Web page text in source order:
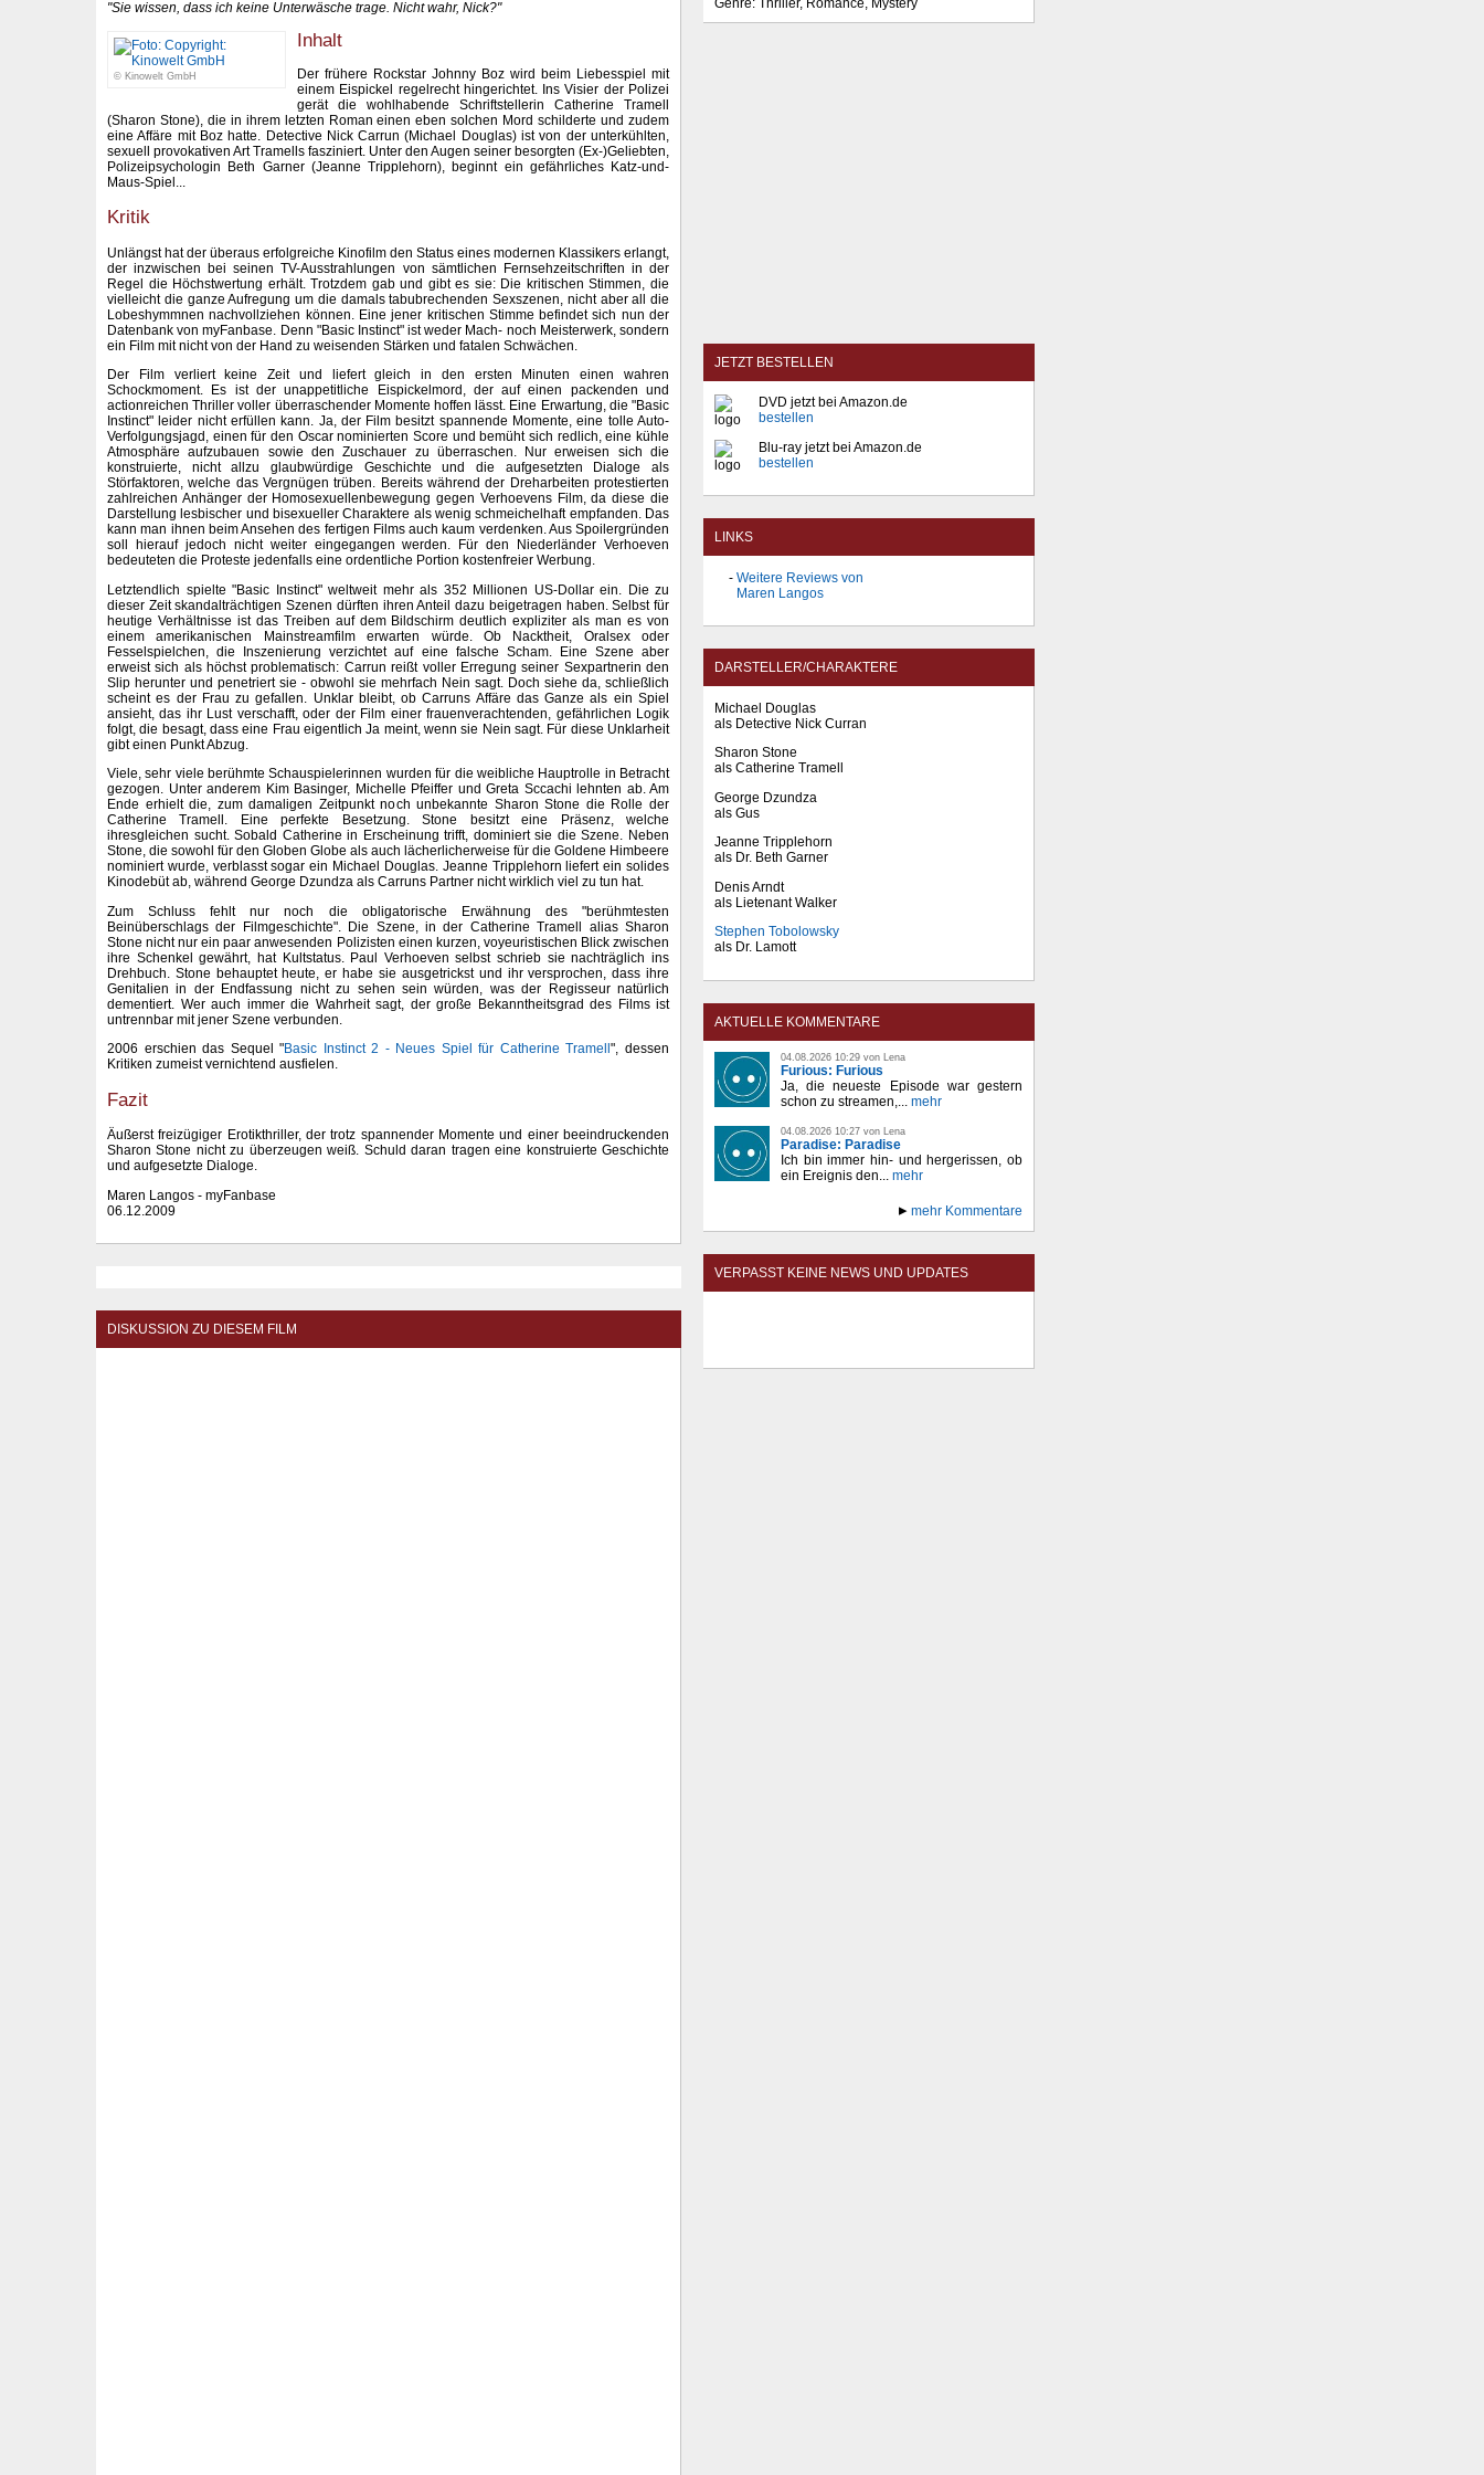
"Sie wissen, dass ich keine Unterwäsche trage. Nicht wahr, Nick?"
© Kinowelt GmbH
Inhalt
Der frühere Rockstar Johnny Boz wird beim Liebesspiel mit
einem Eispickel regelrecht hingerichtet. Ins Visier der Polizei
gerät die wohlhabende Schriftstellerin Catherine Tramell
(Sharon Stone), die in ihrem letzten Roman einen eben solchen Mord schilderte und zudem
eine Affäre mit Boz hatte. Detective Nick Carrun (Michael Douglas) ist von der unterkühlten,
sexuell provokativen Art Tramells fasziniert. Unter den Augen seiner besorgten (Ex-)Geliebten,
Polizeipsychologin Beth Garner (Jeanne Tripplehorn), beginnt ein gefährliches Katz-und-
Maus-Spiel...
Kritik
Unlängst hat der überaus erfolgreiche Kinofilm den Status eines modernen Klassikers erlangt,
der inzwischen bei seinen TV-Ausstrahlungen von sämtlichen Fernsehzeitschriften in der
Regel die Höchstwertung erhält. Trotzdem gab und gibt es sie: Die kritischen Stimmen, die
vielleicht die ganze Aufregung um die damals tabubrechenden Sexszenen, nicht aber all die
Lobeshymmnen nachvollziehen können. Eine jener kritischen Stimme befindet sich nun der
Datenbank von myFanbase. Denn "Basic Instinct" ist weder Mach- noch Meisterwerk, sondern
ein Film mit nicht von der Hand zu weisenden Stärken und fatalen Schwächen.
Der Film verliert keine Zeit und liefert gleich in den ersten Minuten einen wahren
Schockmoment. Es ist der unappetitliche Eispickelmord, der auf einen packenden und
actionreichen Thriller voller überraschender Momente hoffen lässt. Eine Erwartung, die "Basic
Instinct" leider nicht erfüllen kann. Ja, der Film besitzt spannende Momente, eine tolle Auto-
Verfolgungsjagd, einen für den Oscar nominierten Score und bemüht sich redlich, eine kühle
Atmosphäre aufzubauen sowie den Zuschauer zu überraschen. Nur erweisen sich die
konstruierte, nicht allzu glaubwürdige Geschichte und die aufgesetzten Dialoge als
Störfaktoren, welche das Vergnügen trüben. Bereits während der Dreharbeiten protestierten
zahlreichen Anhänger der Homosexuellenbewegung gegen Verhoevens Film, da diese die
Darstellung lesbischer und bisexueller Charaktere als wenig schmeichelhaft empfanden. Das
kann man ihnen beim Ansehen des fertigen Films auch kaum verdenken. Aus Spoilergründen
soll hierauf jedoch nicht weiter eingegangen werden. Für den Niederländer Verhoeven
bedeuteten die Proteste jedenfalls eine ordentliche Portion kostenfreier Werbung.
Letztendlich spielte "Basic Instinct" weltweit mehr als 352 Millionen US-Dollar ein. Die zu
dieser Zeit skandalträchtigen Szenen dürften ihren Anteil dazu beigetragen haben. Selbst für
heutige Verhältnisse ist das Treiben auf dem Bildschirm deutlich expliziter als man es von
einem amerikanischen Mainstreamfilm erwarten würde. Ob Nacktheit, Oralsex oder
Fesselspielchen, die Inszenierung verzichtet auf eine falsche Scham. Eine Szene aber
erweist sich als höchst problematisch: Carrun reißt voller Erregung seiner Sexpartnerin den
Slip herunter und penetriert sie - obwohl sie mehrfach Nein sagt. Doch siehe da, schließlich
scheint es der Frau zu gefallen. Unklar bleibt, ob Carruns Affäre das Ganze als ein Spiel
ansieht, das ihr Lust verschafft, oder der Film einer frauenverachtenden, gefährlichen Logik
folgt, die besagt, dass eine Frau eigentlich Ja meint, wenn sie Nein sagt. Für diese Unklarheit
gibt einen Punkt Abzug.
Viele, sehr viele berühmte Schauspielerinnen wurden für die weibliche Hauptrolle in Betracht
gezogen. Unter anderem Kim Basinger, Michelle Pfeiffer und Greta Sccachi lehnten ab. Am
Ende erhielt die, zum damaligen Zeitpunkt noch unbekannte Sharon Stone die Rolle der
Catherine Tramell. Eine perfekte Besetzung. Stone besitzt eine Präsenz, welche
ihresgleichen sucht. Sobald Catherine in Erscheinung trifft, dominiert sie die Szene. Neben
Stone, die sowohl für den Globen Globe als auch lächerlicherweise für die Goldene Himbeere
nominiert wurde, verblasst sogar ein Michael Douglas. Jeanne Tripplehorn liefert ein solides
Kinodebüt ab, während George Dzundza als Carruns Partner nicht wirklich viel zu tun hat.
Zum Schluss fehlt nur noch die obligatorische Erwähnung des "berühmtesten
Beinüberschlags der Filmgeschichte". Die Szene, in der Catherine Tramell alias Sharon
Stone nicht nur ein paar anwesenden Polizisten einen kurzen, voyeuristischen Blick zwischen
ihre Schenkel gewährt, hat Kultstatus. Paul Verhoeven selbst schrieb sie nachträglich ins
Drehbuch. Stone behauptet heute, er habe sie ausgetrickst und ihr versprochen, dass ihre
Genitalien in der Endfassung nicht zu sehen sein würden, was der Regisseur natürlich
dementiert. Wer auch immer die Wahrheit sagt, der große Bekanntheitsgrad des Films ist
untrennbar mit jener Szene verbunden.
2006 erschien das Sequel "Basic Instinct 2 - Neues Spiel für Catherine Tramell", dessen
Kritiken zumeist vernichtend ausfielen.
Fazit
Äußerst freizügiger Erotikthriller, der trotz spannender Momente und einer beeindruckenden
Sharon Stone nicht zu überzeugen weiß. Schuld daran tragen eine konstruierte Geschichte
und aufgesetzte Dialoge.
Maren Langos - myFanbase
06.12.2009
DISKUSSION ZU DIESEM FILM
Genre: Thriller, Romance, Mystery
JETZT BESTELLEN
DVD jetzt bei Amazon.de
bestellen
Blu-ray jetzt bei Amazon.de
bestellen
LINKS
Weitere Reviews von
Maren Langos
DARSTELLER/CHARAKTERE
Michael Douglas
als Detective Nick Curran
Sharon Stone
als Catherine Tramell
George Dzundza
als Gus
Jeanne Tripplehorn
als Dr. Beth Garner
Denis Arndt
als Lietenant Walker
Stephen Tobolowsky
als Dr. Lamott
AKTUELLE KOMMENTARE
04.08.2026 10:29 von Lena
Furious: Furious
Ja, die neueste Episode war gestern
schon zu streamen,...
mehr
04.08.2026 10:27 von Lena
Paradise: Paradise
Ich bin immer hin- und hergerissen, ob
ein Ereignis den...
mehr
mehr Kommentare
VERPASST KEINE NEWS UND UPDATES